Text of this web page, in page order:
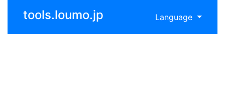
tools.loumo.jp Language